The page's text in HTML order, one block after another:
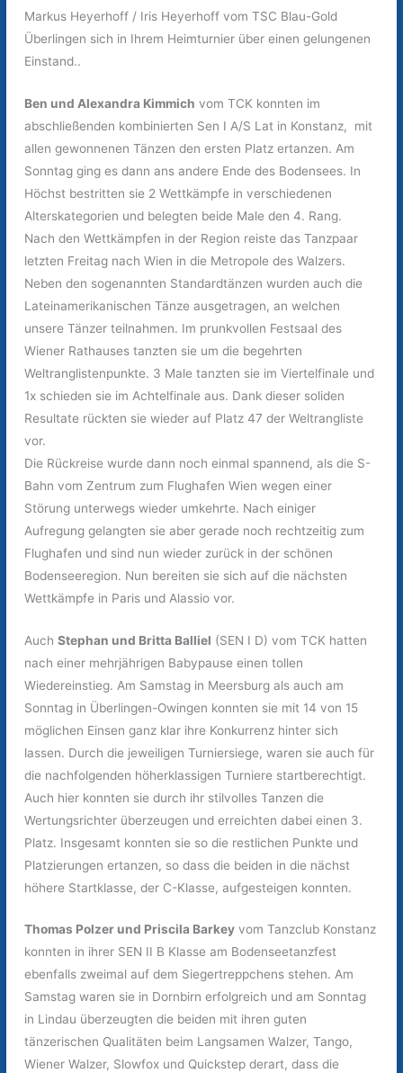
Markus Heyerhoff / Iris Heyerhoff vom TSC Blau-Gold
Überlingen sich in Ihrem Heimturnier über einen gelungenen
Einstand..
Ben und Alexandra Kimmich vom TCK konnten im
abschließenden kombinierten Sen I A/S Lat in Konstanz, mit
allen gewonnenen Tänzen den ersten Platz ertanzen. Am
Sonntag ging es dann ans andere Ende des Bodensees. In
Höchst bestritten sie 2 Wettkämpfe in verschiedenen
Alterskategorien und belegten beide Male den 4. Rang.
Nach den Wettkämpfen in der Region reiste das Tanzpaar
letzten Freitag nach Wien in die Metropole des Walzers.
Neben den sogenannten Standardtänzen wurden auch die
Lateinamerikanischen Tänze ausgetragen, an welchen
unsere Tänzer teilnahmen. Im prunkvollen Festsaal des
Wiener Rathauses tanzten sie um die begehrten
Weltranglistenpunkte. 3 Male tanzten sie im Viertelfinale und
1x schieden sie im Achtelfinale aus. Dank dieser soliden
Resultate rückten sie wieder auf Platz 47 der Weltrangliste
vor.
Die Rückreise wurde dann noch einmal spannend, als die S-
Bahn vom Zentrum zum Flughafen Wien wegen einer
Störung unterwegs wieder umkehrte. Nach einiger
Aufregung gelangten sie aber gerade noch rechtzeitig zum
Flughafen und sind nun wieder zurück in der schönen
Bodenseeregion. Nun bereiten sie sich auf die nächsten
Wettkämpfe in Paris und Alassio vor.
AuchStephan und Britta Balliel (SEN I D) vom TCK hatten
nach einer mehrjährigen Babypause einen tollen
Wiedereinstieg. Am Samstag in Meersburg als auch am
Sonntag in Überlingen-Owingen konnten sie mit 14 von 15
möglichen Einsen ganz klar ihre Konkurrenz hinter sich
lassen. Durch die jeweiligen Turniersiege, waren sie auch für
die nachfolgenden höherklassigen Turniere startberechtigt.
Auch hier konnten sie durch ihr stilvolles Tanzen die
Wertungsrichter überzeugen und erreichten dabei einen 3.
Platz. Insgesamt konnten sie so die restlichen Punkte und
Platzierungen ertanzen, so dass die beiden in die nächst
höhere Startklasse, der C-Klasse, aufgesteigen konnten.
Thomas Polzer und Priscila Barkey vom Tanzclub Konstanz
konnten in ihrer SEN II B Klasse am Bodenseetanzfest
ebenfalls zweimal auf dem Siegertreppchens stehen. Am
Samstag waren sie in Dornbirn erfolgreich und am Sonntag
in Lindau überzeugten die beiden mit ihren guten
tänzerischen Qualitäten beim Langsamen Walzer, Tango,
Wiener Walzer, Slowfox und Quickstep derart, dass die